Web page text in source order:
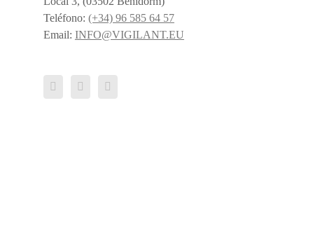
Teléfono: (+34) 96 585 64 57
Email: INFO@VIGILANT.EU